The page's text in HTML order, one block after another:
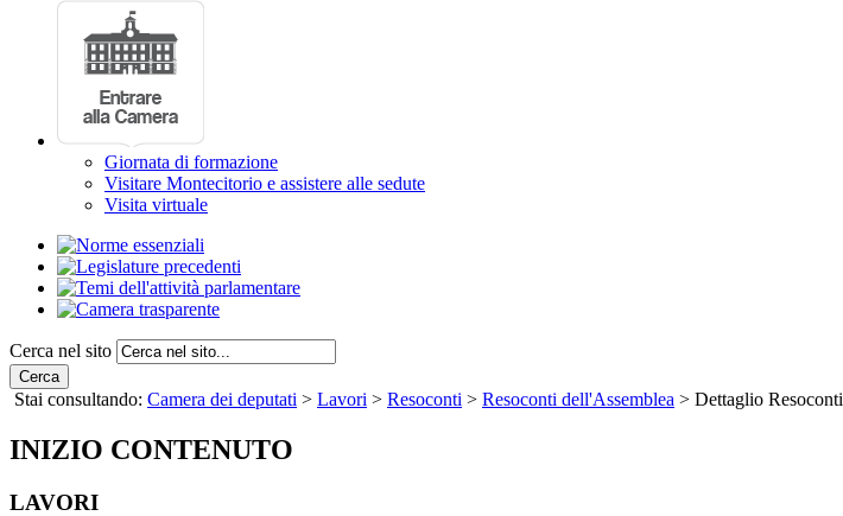
Giornata di formazione
Visitare Montecitorio e assistere alle sedute
Visita virtuale
Cerca nel sito
Cerca
Stai consultando: Camera dei deputati > Lavori > Resoconti > Resoconti dell'Assemblea > Dettaglio Resoconti
INIZIO CONTENUTO
LAVORI